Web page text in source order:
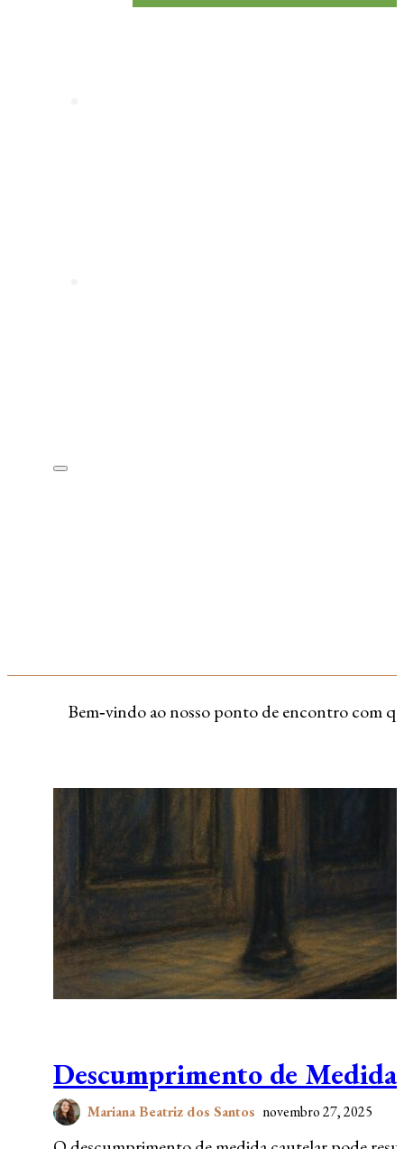
Bem‑vindo ao nosso ponto de encontro com
Descumprimento de Medida
Mariana Beatriz dos Santos novembro 27, 2025